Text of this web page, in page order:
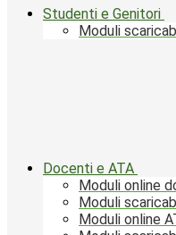
Studenti e Genitori
Moduli
Docenti e ATA
Moduli online
Moduli
Moduli online